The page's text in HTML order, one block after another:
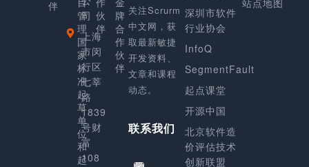
伴
司
上海
市闵
行区
七莘
路
1839
号财
富
108
管
理
国
家
标
准
起
草
单
位
和
起
伙
伴
牌
合
作
伙
伴
关注Scrurm
中文网，获
取最新敏捷
开发资料、
文章和课程
动态。
联系我们
深圳市软件
行业协会
InfoQ
SegmentFault
起点课堂
开源中国
北京软件造
价评估技术
创新联盟